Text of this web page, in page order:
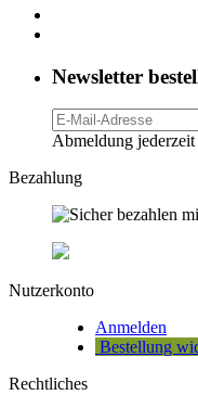
Newsletter
Abmeldung
Bezahlung
Nutzerkonto
Anmelden
Bestellung
Rechtliches